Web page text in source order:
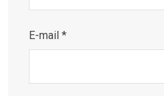
E-mail *